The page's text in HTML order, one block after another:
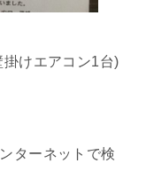
けエアコン1台)
ターネットで検